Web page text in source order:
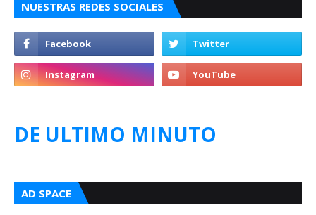
NUESTRAS REDES SOCIALES
DE ULTIMO MINUTO
AD SPACE